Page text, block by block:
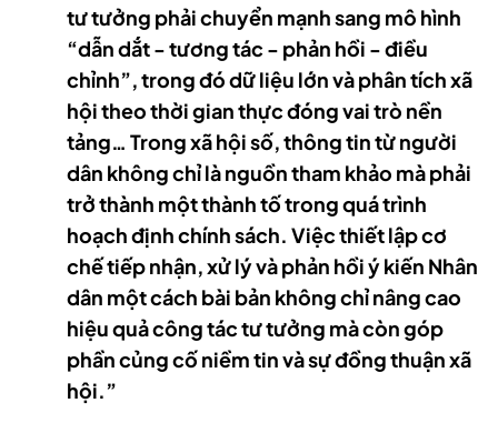
tư tưởng phải chuyển mạnh sang mô hình
“dẫn dắt - tương tác - phản hồi - điều
chỉnh”, trong đó dữ liệu lớn và phân tích xã
hội theo thời gian thực đóng vai trò nền
tảng… Trong xã hội số, thông tin từ người
dân không chỉ là nguồn tham khảo mà phải
trở thành một thành tố trong quá trình
hoạch định chính sách. Việc thiết lập cơ
chế tiếp nhận, xử lý và phản hồi ý kiến Nhân
dân một cách bài bản không chỉ nâng cao
hiệu quả công tác tư tưởng mà còn góp
phần củng cố niềm tin và sự đồng thuận xã
hội.”